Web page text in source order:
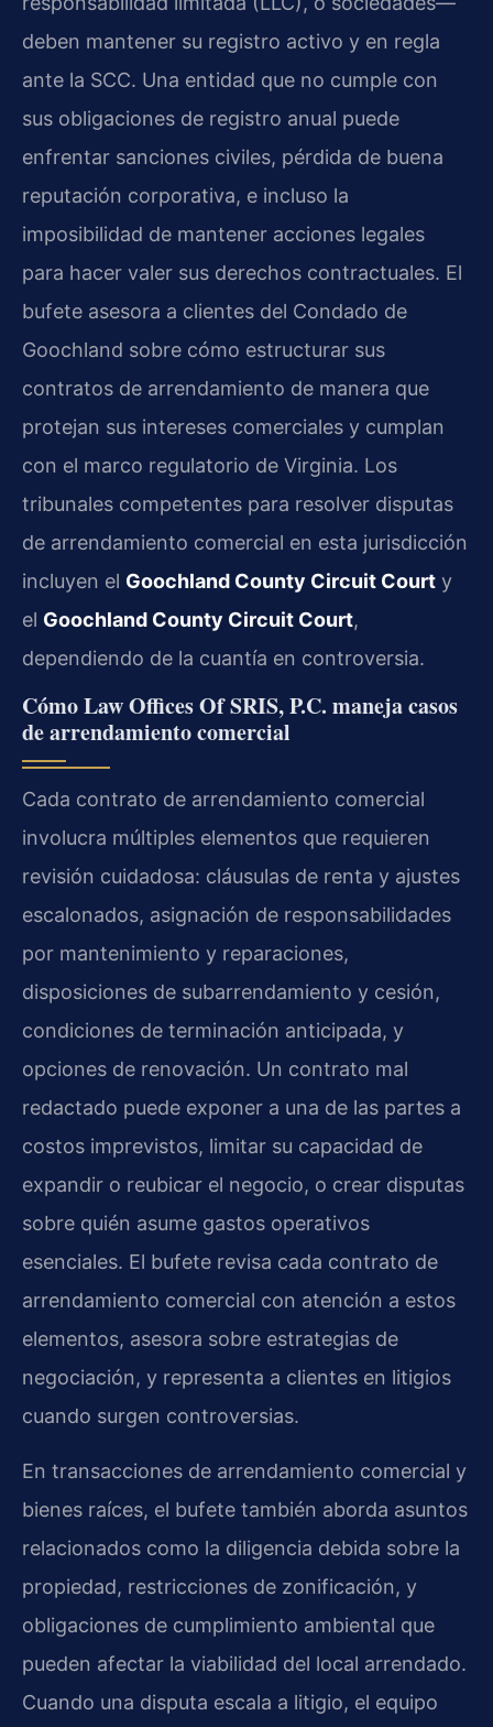
deben mantener su registro activo y en regla
ante la SCC. Una entidad que no cumple con
sus obligaciones de registro anual puede
enfrentar sanciones civiles, pérdida de buena
reputación corporativa, e incluso la
imposibilidad de mantener acciones legales
para hacer valer sus derechos contractuales. El
bufete asesora a clientes del Condado de
Goochland sobre cómo estructurar sus
contratos de arrendamiento de manera que
protejan sus intereses comerciales y cumplan
con el marco regulatorio de Virginia. Los
tribunales competentes para resolver disputas
de arrendamiento comercial en esta jurisdicción
incluyen el Goochland County Circuit Court y
el Goochland County Circuit Court,
dependiendo de la cuantía en controversia.
Cómo Law Offices Of SRIS, P.C. maneja casos
de arrendamiento comercial
Cada contrato de arrendamiento comercial
involucra múltiples elementos que requieren
revisión cuidadosa: cláusulas de renta y ajustes
escalonados, asignación de responsabilidades
por mantenimiento y reparaciones,
disposiciones de subarrendamiento y cesión,
condiciones de terminación anticipada, y
opciones de renovación. Un contrato mal
redactado puede exponer a una de las partes a
costos imprevistos, limitar su capacidad de
expandir o reubicar el negocio, o crear disputas
sobre quién asume gastos operativos
esenciales. El bufete revisa cada contrato de
arrendamiento comercial con atención a estos
elementos, asesora sobre estrategias de
negociación, y representa a clientes en litigios
cuando surgen controversias.
En transacciones de arrendamiento comercial y
bienes raíces, el bufete también aborda asuntos
relacionados como la diligencia debida sobre la
propiedad, restricciones de zonificación, y
obligaciones de cumplimiento ambiental que
pueden afectar la viabilidad del local arrendado.
Cuando una disputa escala a litigio, el equipo